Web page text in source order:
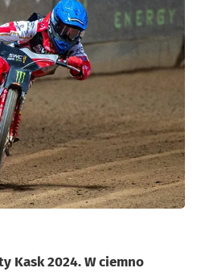
Kask 2024. W ciemno